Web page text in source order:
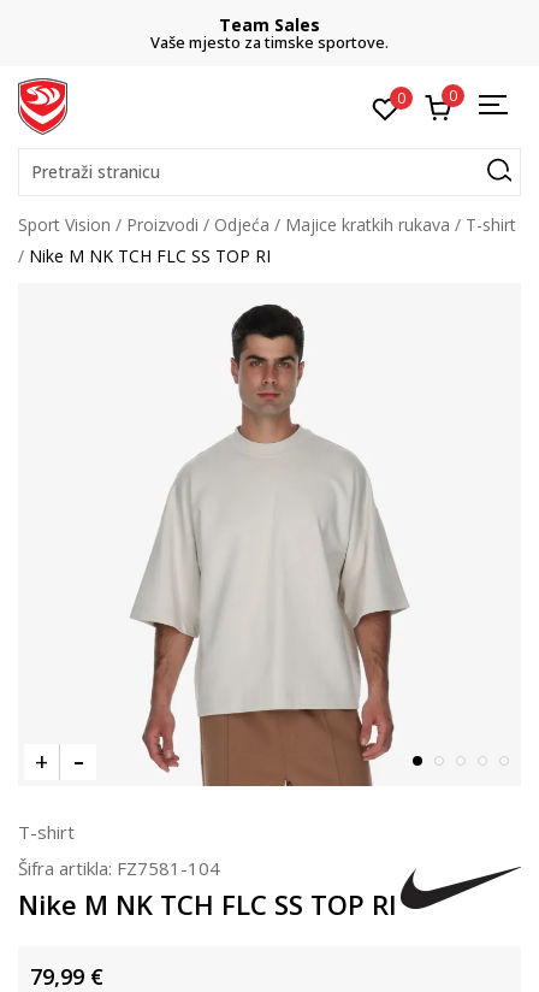
Team Sales
Vaše mjesto za timske sportove.
0 0
Pretraži stranicu
Sport Vision Proizvodi Odjeća Majice kratkih rukava
T-shirt
Nike M NK TCH FLC SS TOP RI
T-shirt
Šifra artikla: FZ7581-104
Nike M NK TCH FLC SS TOP RI
79,99 €